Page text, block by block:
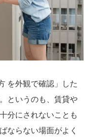
を外観で確認」した
というのも、賃貸や
分にされないことも
ならない場面がよく